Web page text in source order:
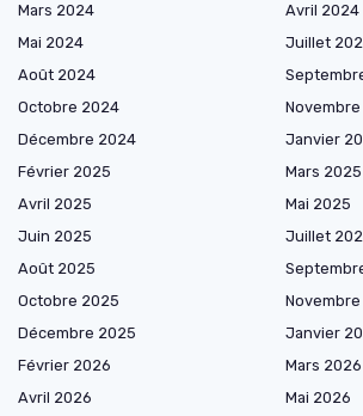
Mars 2024
Avril 2024
Mai 2024
Juillet
Août 2024
Octobre 2024
Décembre 2024
Janvier
Février 2025
Mars 2025
Avril 2025
Mai 2025
Juin 2025
Juillet
Août 2025
Octobre 2025
Décembre 2025
Janvier
Février 2026
Mars 2026
Avril 2026
Mai 2026